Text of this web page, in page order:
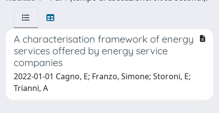
A characterisation framework of energy
services offered by energy service
companies
2022-01-01 Cagno, E; Franzo, Simone; Storoni, E;
Trianni, A